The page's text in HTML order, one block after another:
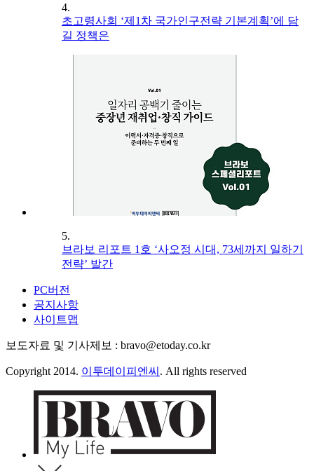
4.
초고령사회 ‘제1차 국가인구전략 기본계획’에 담
길 정책은
5.
브라보 리포트 1호 ‘사오정 시대, 73세까지 일하기
전략’ 발간
PC버전
공지사항
사이트맵
보도자료 및 기사제보 : bravo@etoday.co.kr
Copyright 2014. 이투데이피엔씨 . All rights reserved